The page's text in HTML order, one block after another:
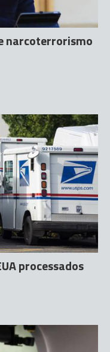
narcoterrorismo
processados